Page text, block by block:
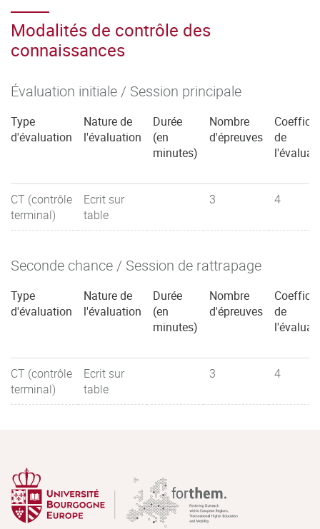
Modalités de contrôle des
connaissances
Évaluation initiale / Session principale
Type
d'évaluation
Nature de
l'évaluation
Durée
(en
minutes)
Nombre
d'épreuves
de
CT (contrôle
terminal)
Ecrit sur
table
3 4
Seconde chance / Session de rattrapage
Type
d'évaluation
Nature de
l'évaluation
Durée
(en
minutes)
Nombre
d'épreuves
de
CT (contrôle
terminal)
Ecrit sur
table
3 4